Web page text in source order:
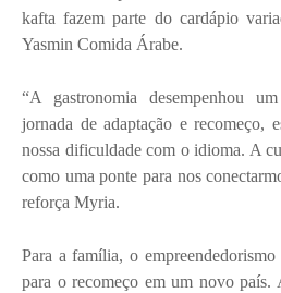
kafta fazem parte do cardápio
Yasmin Comida Árabe.
“A gastronomia desempenhou
jornada de adaptação e recomeço,
nossa dificuldade com o idioma. A
como uma ponte para nos
reforça Myria.
Para a família, o
para o recomeço em um novo país.